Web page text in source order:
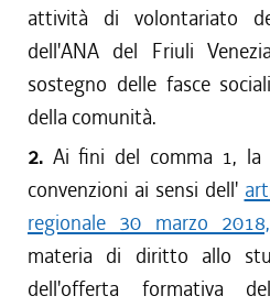
attività di volontariato
dell'ANA del Friuli
sostegno delle fasce
della comunità.
2. Ai fini del comma 1, la
convenzioni ai sensi dell'
regionale 30 marzo
materia di diritto allo
dell'offerta formativa